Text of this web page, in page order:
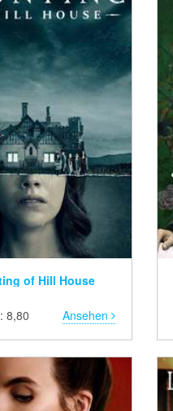
of Hill House
8,80
Ansehen